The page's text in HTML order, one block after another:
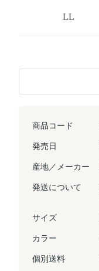
商品コード
発売日
産地／メーカー
発送について
サイズ
カラー
個別送料
LL